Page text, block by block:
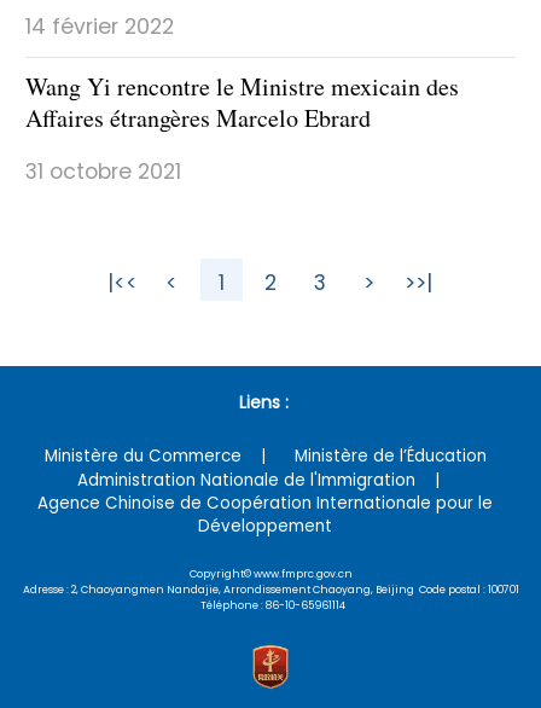
14 février 2022
Wang Yi rencontre le Ministre mexicain des
Affaires étrangères Marcelo Ebrard
31 octobre 2021
|<< < 1 2 3 > >>|
Liens :
Ministère du Commerce
Ministère de l’Éducation
Administration Nationale de l'Immigration
Agence Chinoise de Coopération Internationale pour le
Développement
Copyright© www.fmprc.gov.cn
Adresse : 2, Chaoyangmen Nandajie, Arrondissement Chaoyang, Beijing Code postal : 100701
Téléphone : 86-10-65961114